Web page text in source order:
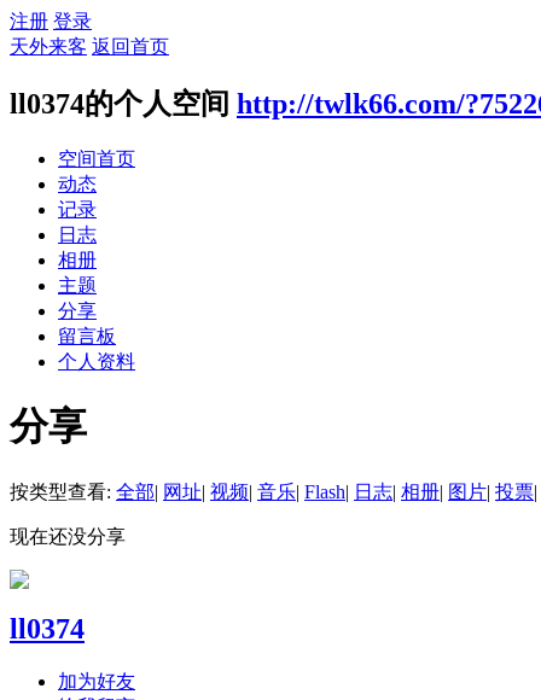
注册 登录
天外来客 返回首页
ll0374的个人空间 http://twlk66.com/
空间首页
动态
记录
日志
相册
主题
分享
留言板
个人资料
分享
按类型查看: 全部| 网址| 视频| 音乐| Flash| 日志| 相册| 图片| 投票|
现在还没分享
ll0374
加为好友